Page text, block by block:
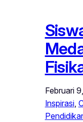
Februari
Inspirasi,